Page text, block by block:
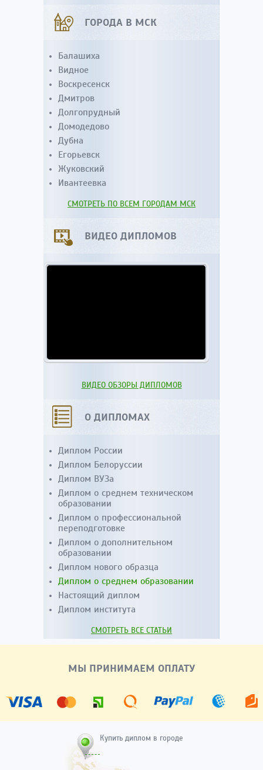
ГОРОДА В МСК
Балашиха
Видное
Воскресенск
Дмитров
Долгопрудный
Домодедово
Дубна
Егорьевск
Жуковский
Ивантеевка
СМОТРЕТЬ ПО ВСЕМ ГОРОДАМ МСК
ВИДЕО ДИПЛОМОВ
ВИДЕО ОБЗОРЫ ДИПЛОМОВ
О ДИПЛОМАХ
Диплом России
Диплом Белоруссии
Диплом ВУЗа
Диплом о среднем техническом
образовании
Диплом о профессиональной
переподготовке
Диплом о дополнительном
образовании
Диплом нового образца
Диплом о среднем образовании
Настоящий диплом
Диплом института
СМОТРЕТЬ ВСЕ СТАТЬИ
МЫ ПРИНИМАЕМ ОПЛАТУ
Купить диплом в городе